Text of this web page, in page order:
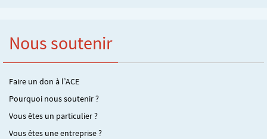
Nous soutenir
Faire un don à l’ACE
Pourquoi nous soutenir ?
Vous êtes un particulier ?
Vous êtes une entreprise ?